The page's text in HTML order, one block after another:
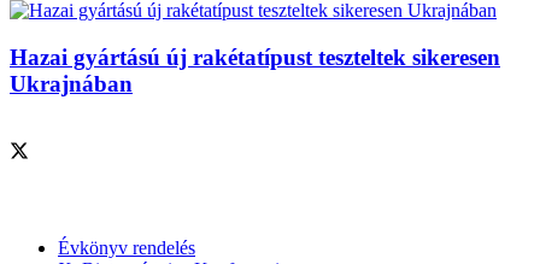
Hazai gyártású új rakétatípust teszteltek sikeresen
Ukrajnában
Évkönyv rendelés